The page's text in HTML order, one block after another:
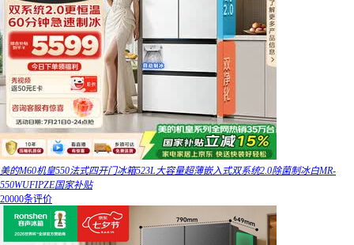
美的M60机皇550法式四开门冰箱523L大容量超薄嵌入式双系统2.0除菌制冰白MR-
550WUFIPZE国家补贴
20000条评价